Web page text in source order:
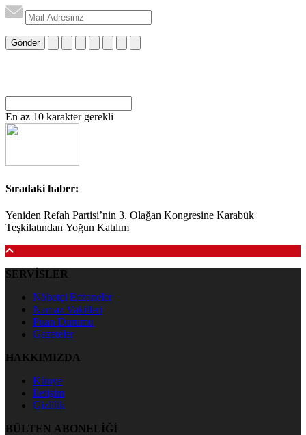
Gönder
En az 10 karakter gerekli
Sıradaki haber:
Yeniden Refah Partisi’nin 3. Olağan Kongresine Karabük
Teşkilatından Yoğun Katılım
SERVİSLER
Nöbetçi Eczaneler
Namaz Vakitleri
Puan Durumu
Gazeteler
HAKKIMIZDA
Künye
İletişim
Gizlilik
BÜLTEN ABONELİĞİ